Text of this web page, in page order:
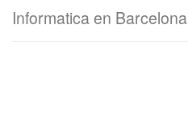
Informatica en Barcelona